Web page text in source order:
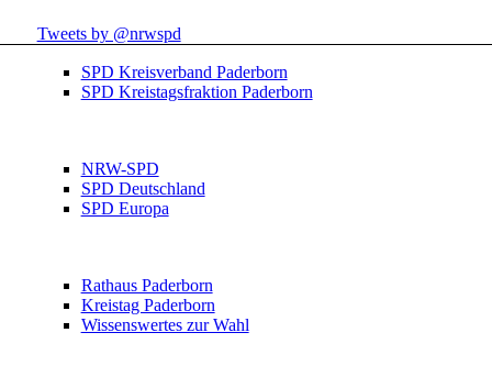
Tweets by @nrwspd
SPD Kreisverband Paderborn
SPD Kreistagsfraktion Paderborn
NRW-SPD
SPD Deutschland
SPD Europa
Rathaus Paderborn
Kreistag Paderborn
Wissenswertes zur Wahl